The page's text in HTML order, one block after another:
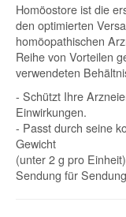
Homöostore ist die
den optimierten
homöopathischen
Reihe von Vorteilen
verwendeten
- Schützt Ihre
Einwirkungen.
- Passt durch seine
Gewicht
(unter 2 g pro
Sendung für